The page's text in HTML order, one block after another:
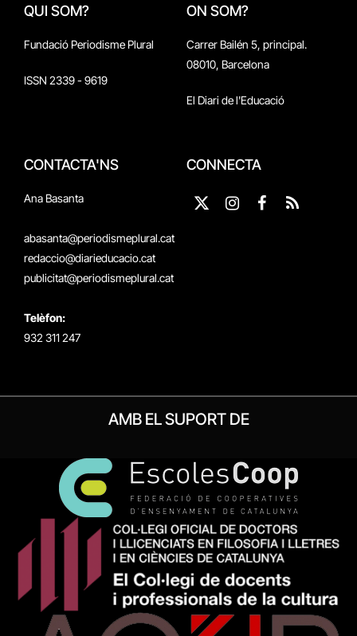
QUI SOM?
Fundació Periodisme Plural
ISSN 2339 - 9619
ON SOM?
Carrer Bailén 5, principal.
08010, Barcelona
El Diari de l'Educació
CONTACTA'NS
Ana Basanta
abasanta@periodismeplural.cat
redaccio@diarieducacio.cat
publicitat@periodismeplural.cat
Telèfon:
932 311 247
CONNECTA
X
Instagram
Facebook
RSS
AMB EL SUPORT DE